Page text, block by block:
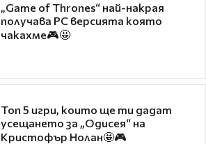
„Game of Thrones“ най-накрая
получава PC версията която
чакахме🎮🤩
Топ 5 игри, които ще ти дадат
усещането за „Одисея“ на
Кристофър Нолан🤩🎮